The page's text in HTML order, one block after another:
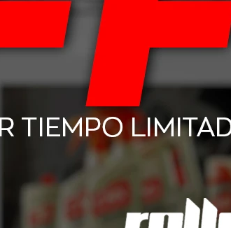
interesar